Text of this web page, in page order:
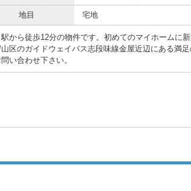
地目 宅地
から徒歩12分の物件です。初めてのマイホームに
区のガイドウェイバス志段味線金屋近辺にある満
い合わせ下さい。